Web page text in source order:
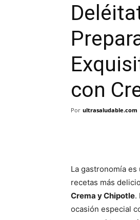
con
Por ultrasaludable.com
La gastronomía
recetas más
Crema y Chipotle.
ocasión especial